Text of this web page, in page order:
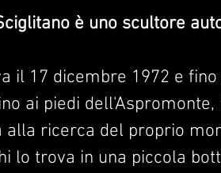
è uno scultore
il 17 dicembre 1972 e
ai piedi
alla ricerca del proprio
lo trova in una piccola